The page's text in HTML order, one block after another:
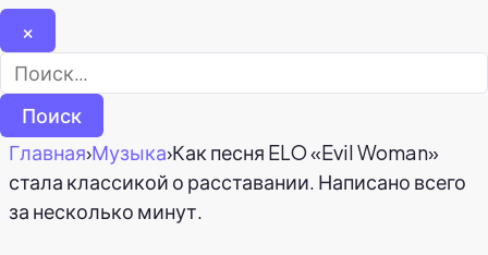
×
Найти:
Главная›Музыка›Как песня ELO «Evil Woman»
стала классикой о расставании. Написано всего
за несколько минут.